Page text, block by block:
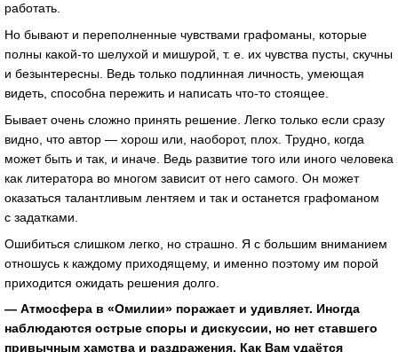
работать.
Но бывают и переполненные чувствами графоманы, которые
полны какой-то шелухой и мишурой, т. е. их чувства пусты, скучны
и безынтересны. Ведь только подлинная личность, умеющая
видеть, способна пережить и написать что-то стоящее.
Бывает очень сложно принять решение. Легко только если сразу
видно, что автор — хорош или, наоборот, плох. Трудно, когда
может быть и так, и иначе. Ведь развитие того или иного человека
как литератора во многом зависит от него самого. Он может
оказаться талантливым лентяем и так и останется графоманом
с задатками.
Ошибиться слишком легко, но страшно. Я с большим вниманием
отношусь к каждому приходящему, и именно поэтому им порой
приходится ожидать решения долго.
— Атмосфера в «Омилии» поражает и удивляет. Иногда
наблюдаются острые споры и дискуссии, но нет ставшего
привычным хамства и раздражения. Как Вам удаётся